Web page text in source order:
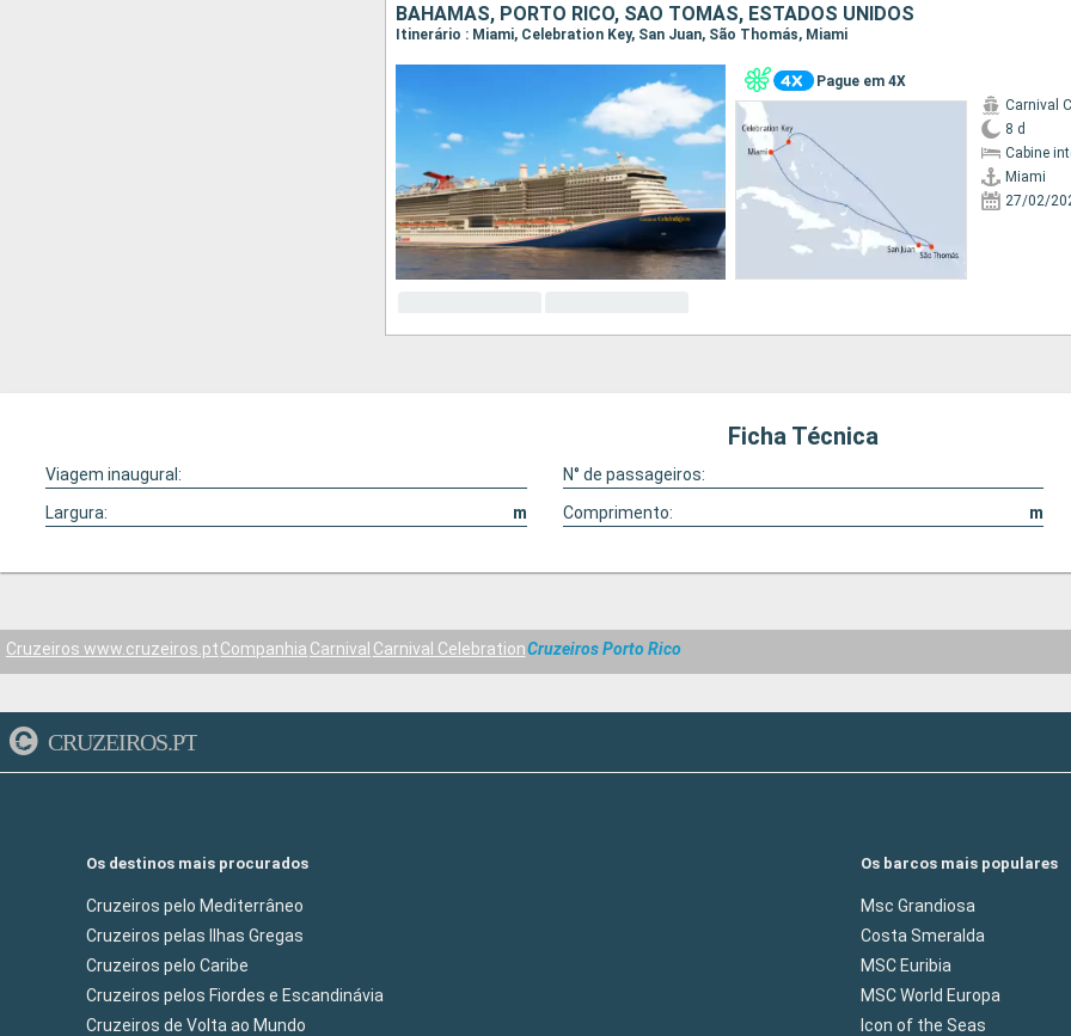
BAHAMAS, PORTO RICO, SÃO TOMÁS, ESTADOS UNIDOS
Itinerário : Miami, Celebration Key, San Juan, São Thomás, Miami
Pague em 4X
Carnival
8 d
Cabine
Miami
27/02/
Ficha Técnica
Viagem inaugural: N° de passageiros:
Largura:
m Comprimento: m
Cruzeiros www.cruzeiros.ptCompanhia Carnival Carnival CelebrationCruzeiros Porto Rico
CRUZEIROS.PT
Os destinos mais procurados
Cruzeiros pelo Mediterrâneo
Cruzeiros pelas Ilhas Gregas
Cruzeiros pelo Caribe
Cruzeiros pelos Fiordes e Escandinávia
Cruzeiros de Volta ao Mundo
Os barcos mais populares
Msc Grandiosa
Costa Smeralda
MSC Euribia
MSC World Europa
Icon of the Seas